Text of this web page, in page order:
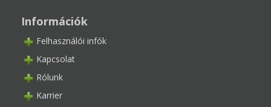
Információk
Felhasználói infók
Kapcsolat
Rólunk
Karrier